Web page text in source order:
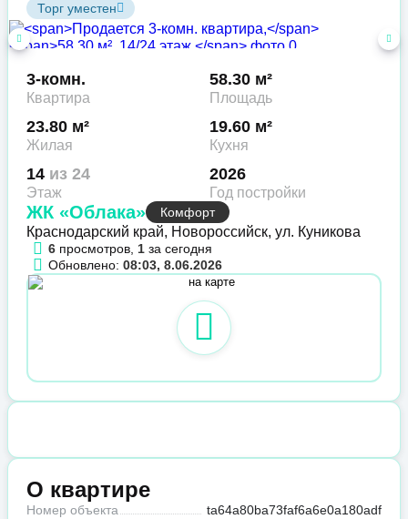
Торг уместен
3-комн.
Квартира
58.30 м²
Площадь
23.80 м²
Жилая
19.60 м²
Кухня
14 из 24
Этаж
2026
Год постройки
ЖК «Облака» Комфорт
Краснодарский край, Новороссийск, ул. Куникова
6 просмотров, 1 за сегодня
Обновлено: 08:03, 8.06.2026
О квартире
Номер объекта ta64a80ba73faf6a6e0a180adf